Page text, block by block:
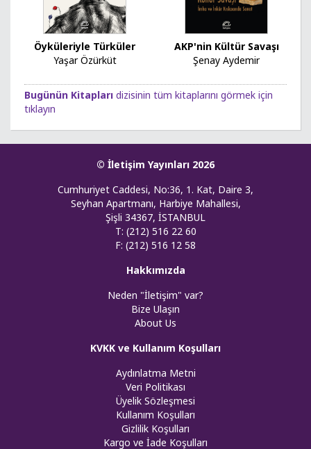
Öyküleriyle Türküler
Yaşar Özürküt
AKP'nin Kültür Savaşı
Şenay Aydemir
Bugünün Kitapları dizisinin tüm kitaplarını görmek için
tıklayın
© İletişim Yayınları 2026
Cumhuriyet Caddesi, No:36, 1. Kat, Daire 3,
Seyhan Apartmanı, Harbiye Mahallesi,
Şişli 34367, İSTANBUL
T: (212) 516 22 60
F: (212) 516 12 58
Hakkımızda
Neden "İletişim" var?
Bize Ulaşın
About Us
KVKK ve Kullanım Koşulları
Aydınlatma Metni
Veri Politikası
Üyelik Sözleşmesi
Kullanım Koşulları
Gizlilik Koşulları
Kargo ve İade Koşulları